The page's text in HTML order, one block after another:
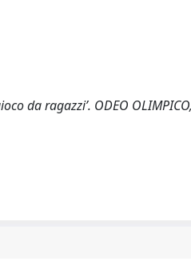
da ragazzi’. ODEO